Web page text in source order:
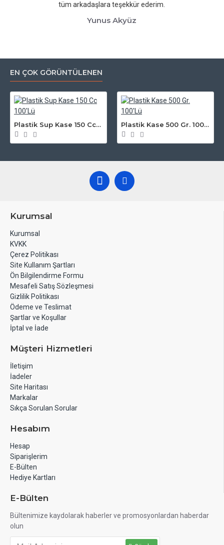
tüm arkadaşlara teşekkür ederim.
Yunus Akyüz
EN ÇOK GÖRÜNTÜLENEN
Plastik Sup Kase 150 Cc 100'Lü Plastik Kase 500 Gr. 100'Lü
Kurumsal
Kurumsal
KVKK
Çerez Politikası
Site Kullanım Şartları
Ön Bilgilendirme Formu
Mesafeli Satış Sözleşmesi
Gizlilik Politikası
Ödeme ve Teslimat
Şartlar ve Koşullar
İptal ve İade
Müşteri Hizmetleri
İletişim
İadeler
Site Haritası
Markalar
Sıkça Sorulan Sorular
Hesabım
Hesap
Siparişlerim
E-Bülten
Hediye Kartları
E-Bülten
Bültenimize kaydolarak haberler ve promosyonlardan haberdar
olun